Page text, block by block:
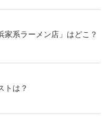
家系ラーメン店」はどこ？
トは？